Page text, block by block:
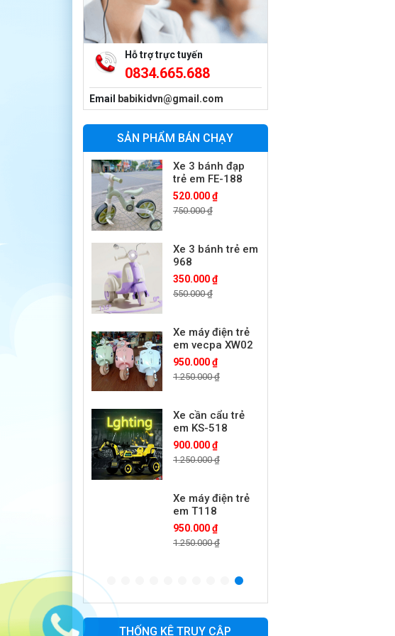
Hỗ trợ trực tuyến
0834.665.688
Email babikidvn@gmail.com
SẢN PHẨM BÁN CHẠY
em BJQ-M03
1.650.000 ₫
1.950.000 ₫
em BPD-702
1.530.000 ₫
1.950.000 ₫
Xe 3 bánh đạp
trẻ em FE-188
520.000 ₫
750.000 ₫
Xe 3 bánh trẻ em
968
350.000 ₫
550.000 ₫
Xe máy điện trẻ
em vecpa XW02
950.000 ₫
1.250.000 ₫
Xe cần cẩu trẻ
em KS-518
900.000 ₫
1.250.000 ₫
Xe máy điện trẻ
em T118
950.000 ₫
1.250.000 ₫
Xe điện trẻ em
1.250.000 ₫
THỐNG KÊ TRUY CẬP